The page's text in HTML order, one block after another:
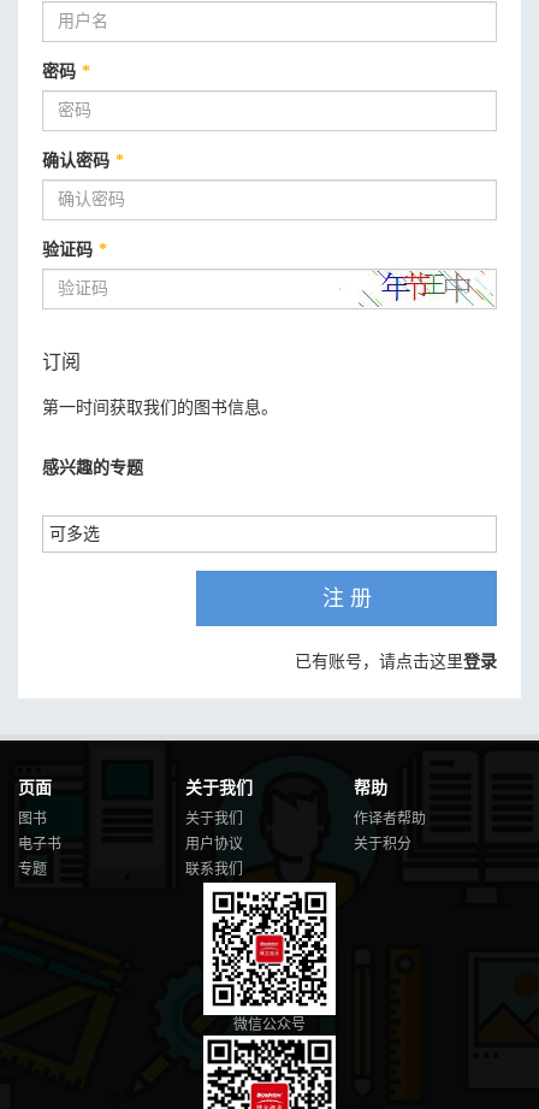
密码 *
确认密码 *
验证码 *
订阅
第一时间获取我们的图书信息。
感兴趣的专题
注 册
已有账号，请点击这里登录
页面
图书
电子书
专题
关于我们
关于我们
用户协议
联系我们
帮助
作译者帮助
关于积分
微信公众号